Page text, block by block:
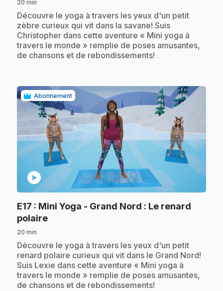
20 min
.Découvre le yoga à travers les yeux d'un petit
zèbre curieux qui vit dans la savane! Suis
Christopher dans cette aventure « Mini yoga à
travers le monde » remplie de poses amusantes,
de chansons et de rebondissements!
Abonnement
play_circle
E17 : Mini Yoga - Grand Nord : Le renard
polaire.
20 min
.Découvre le yoga à travers les yeux d'un petit
renard polaire curieux qui vit dans le Grand Nord!
Suis Lexie dans cette aventure « Mini yoga à
travers le monde » remplie de poses amusantes,
de chansons et de rebondissements!